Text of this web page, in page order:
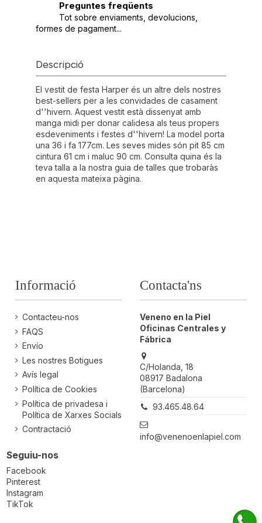
Preguntes freqüents
Tot sobre enviaments, devolucions,
formes de pagament...
Descripció
El vestit de festa Harper és un altre dels nostres
best-sellers per a les convidades de casament
d''hivern. Aquest vestit està dissenyat amb
manga midi per donar calidesa als teus propers
esdeveniments i festes d''hivern! La model porta
una 36 i fa 177cm. Les seves mides són pit 85 cm
cintura 61 cm i maluc 90 cm. Consulta quina és la
teva talla a la nostra guia de talles que trobaràs
en aquesta mateixa pàgina.
Informació
Contacteu-nos
FAQS
Envío
Les nostres Botigues
Avís legal
Política de Cookies
Política de privadesa i
Política de Xarxes Socials
Contractació
Contacta'ns
Veneno en la Piel
Oficinas Centrales y
Fábrica
C/Holanda, 18
08917 Badalona
(Barcelona)
93.465.48.64
info@venenoenlapiel.com
Seguiu-nos
Facebook
Pinterest
Instagram
TikTok